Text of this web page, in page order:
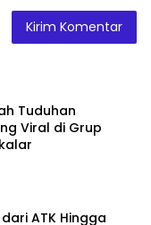
Tuduhan
Viral di Grup
ATK Hingga